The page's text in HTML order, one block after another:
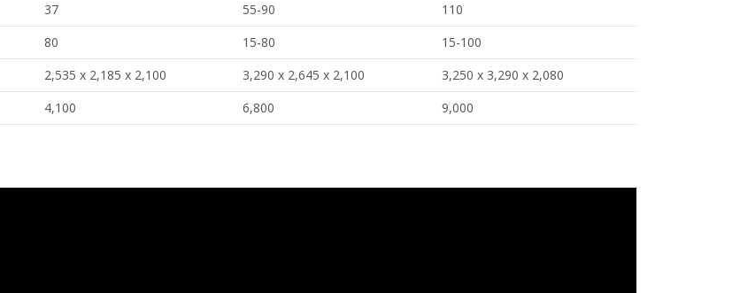
37 55-90
110
80 15-80
15-100
2,535 x 2,185 x 2,100 3,290 x 2,645 x 2,100
3,250 x 3,290 x 2,080
4,100 6,800 9,000